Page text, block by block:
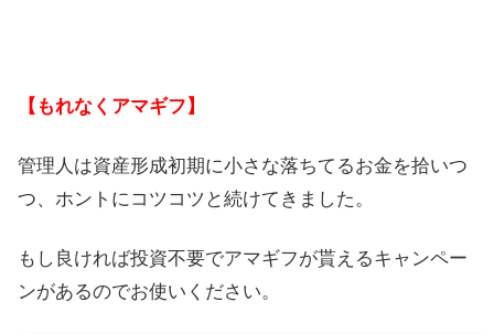
【もれなくアマギフ】
管理人は資産形成初期に小さな落ちてるお金を拾いつ
つ、ホントにコツコツと続けてきました。
もし良ければ投資不要でアマギフが貰えるキャンペー
ンがあるのでお使いください。